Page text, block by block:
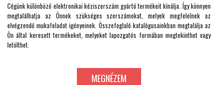
Cégünk különböző elektronikai kéziszerszám gyártó termékeit kínálja. Így könnyen
megtalálhatja az Önnek szükséges szerszámokat, melyek megfelelnek az
elvégzendő mukafeladat igényeinek. Összefoglaló katalógusainkban megtalálja az
Ön által keresett termékeket, melyeket lapozgatós formában megtekinthet vagy
letölthet.
MEGNÉZEM